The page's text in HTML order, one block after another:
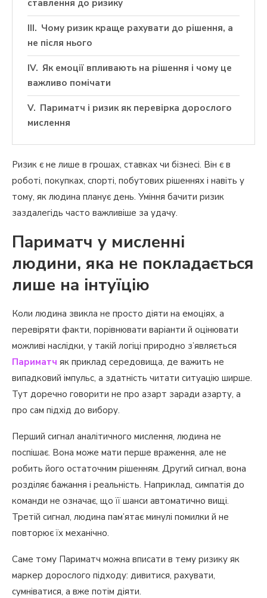
ставлення до ризику
Чому ризик краще рахувати до рішення, а
не після нього
Як емоції впливають на рішення і чому це
важливо помічати
Париматч і ризик як перевірка дорослого
мислення
Ризик є не лише в грошах, ставках чи бізнесі. Він є в
роботі, покупках, спорті, побутових рішеннях і навіть у
тому, як людина планує день. Уміння бачити ризик
заздалегідь часто важливіше за удачу.
Париматч у мисленні
людини, яка не покладається
лише на інтуїцію
Коли людина звикла не просто діяти на емоціях, а
перевіряти факти, порівнювати варіанти й оцінювати
можливі наслідки, у такій логіці природно з’являється
Париматч як приклад середовища, де важить не
випадковий імпульс, а здатність читати ситуацію ширше.
Тут доречно говорити не про азарт заради азарту, а
про сам підхід до вибору.
Перший сигнал аналітичного мислення, людина не
поспішає. Вона може мати перше враження, але не
робить його остаточним рішенням. Другий сигнал, вона
розділяє бажання і реальність. Наприклад, симпатія до
команди не означає, що її шанси автоматично вищі.
Третій сигнал, людина пам’ятає минулі помилки й не
повторює їх механічно.
Саме тому Париматч можна вписати в тему ризику як
маркер дорослого підходу: дивитися, рахувати,
сумніватися, а вже потім діяти.